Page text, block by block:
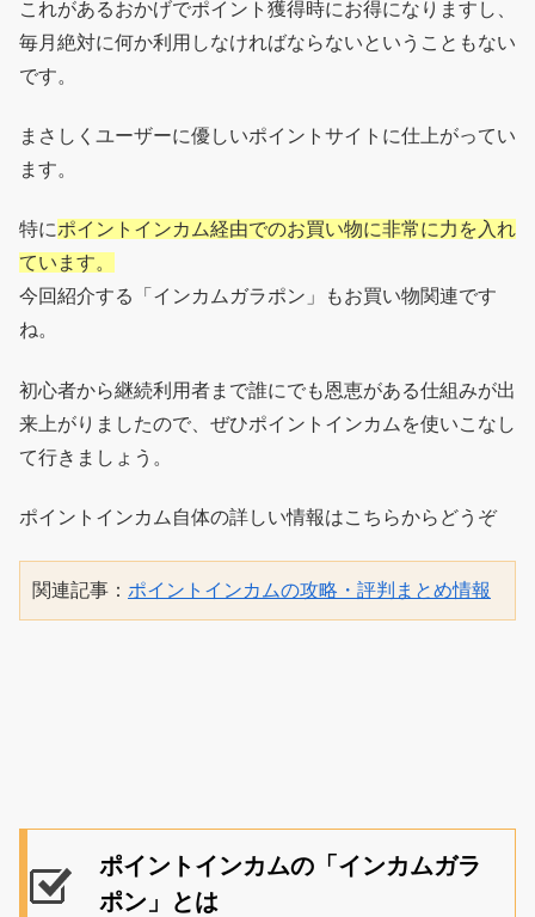
これがあるおかげでポイント獲得時にお得になりますし、
毎月絶対に何か利用しなければならないということもない
です。
まさしくユーザーに優しいポイントサイトに仕上がってい
ます。
特にポイントインカム経由でのお買い物に非常に力を入れ
ています。
今回紹介する「インカムガラポン」もお買い物関連です
ね。
初心者から継続利用者まで誰にでも恩恵がある仕組みが出
来上がりましたので、ぜひポイントインカムを使いこなし
て行きましょう。
ポイントインカム自体の詳しい情報はこちらからどうぞ
関連記事： ポイントインカムの攻略・評判まとめ情報
ポイントインカムの「インカムガラ
ポン」とは